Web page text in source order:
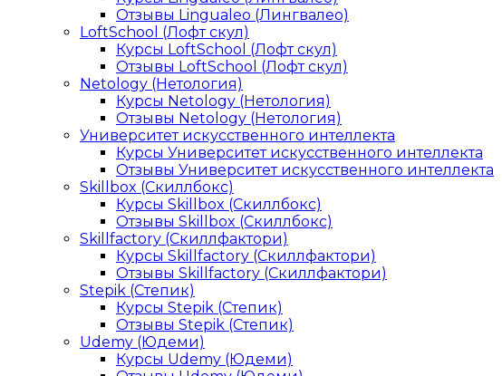
Отзывы Lingualeo (Лингвалео)
LoftSchool (Лофт скул)
Курсы LoftSchool (Лофт скул)
Отзывы LoftSchool (Лофт скул)
Netology (Нетология)
Курсы Netology (Нетология)
Отзывы Netology (Нетология)
Университет искусственного интеллекта
Курсы Университет искусственного интеллекта
Отзывы Университет искусственного интеллекта
Skillbox (Скиллбокс)
Курсы Skillbox (Скиллбокс)
Отзывы Skillbox (Скиллбокс)
Skillfactory (Скиллфактори)
Курсы Skillfactory (Скиллфактори)
Отзывы Skillfactory (Скиллфактори)
Stepik (Степик)
Курсы Stepik (Степик)
Отзывы Stepik (Степик)
Udemy (Юдеми)
Курсы Udemy (Юдеми)